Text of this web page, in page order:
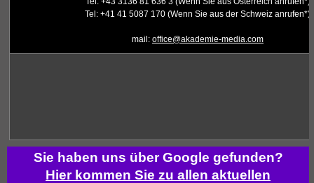
Tel: +41 41 5087 170 (Wenn Sie aus der Schweiz anrufen*)
mail: office@akademie-media.com
Sie haben uns über Google gefunden?
Hier kommen Sie zu allen aktuellen